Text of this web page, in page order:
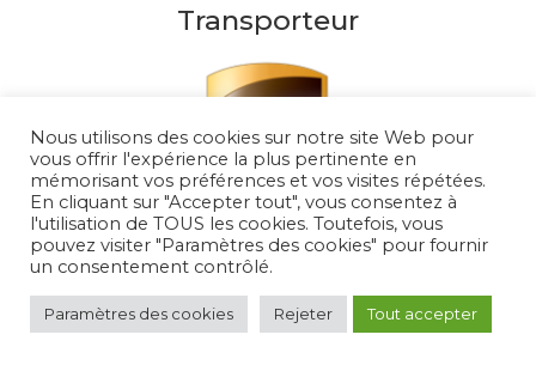
Transporteur
réservés
Nous utilisons des cookies sur notre site Web pour
vous offrir l'expérience la plus pertinente en
mémorisant vos préférences et vos visites répétées.
En cliquant sur "Accepter tout", vous consentez à
l'utilisation de TOUS les cookies. Toutefois, vous
pouvez visiter "Paramètres des cookies" pour fournir
un consentement contrôlé.
Paramètres des cookies Rejeter Tout accepter